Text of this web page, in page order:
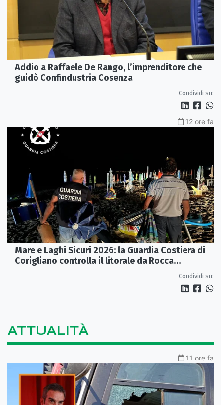
Addio a Raffaele De Rango, l’imprenditore che
guidò Confindustria Cosenza
Condividi su:
12 ore fa
Mare e Laghi Sicuri 2026: la Guardia Costiera di
Corigliano controlla il litorale da Rocca
Condividi su:
ATTUALITÀ
11 ore fa